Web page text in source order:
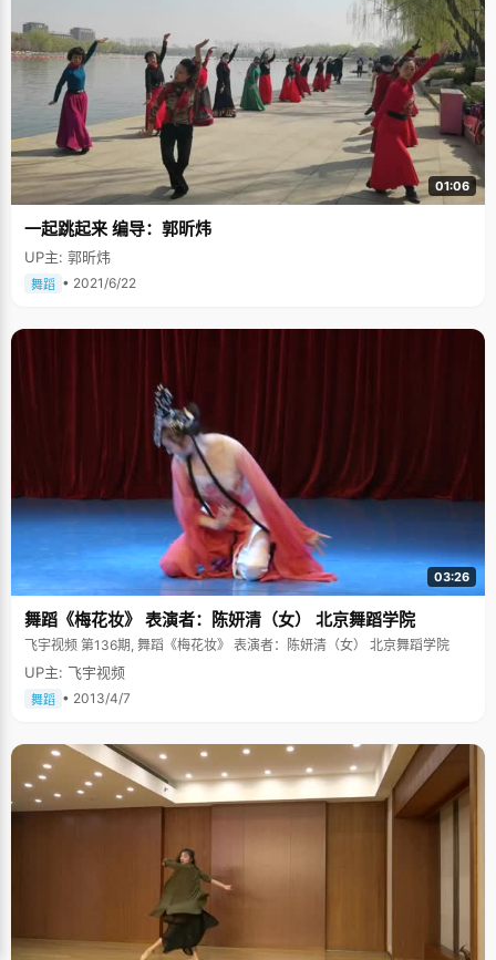
01:06
一起跳起来 编导：郭昕炜
UP主: 郭昕炜
舞蹈 • 2021/6/22
03:26
舞蹈《梅花妆》 表演者：陈妍清（女） 北京舞蹈学院
飞宇视频 第136期, 舞蹈《梅花妆》 表演者：陈妍清（女） 北京舞蹈学院
UP主: 飞宇视频
舞蹈 • 2013/4/7